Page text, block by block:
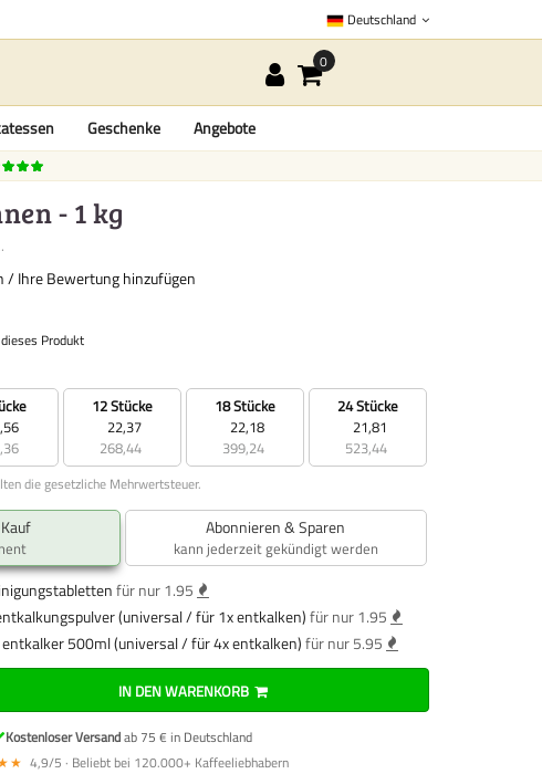
Deutschland
Geschenke Angebote
- 1 kg
Ihre Bewertung hinzufügen
Produkt
12 Stücke
22,37
268,44
18 Stücke
22,18
399,24
24 Stücke
21,81
523,44
die gesetzliche Mehrwertsteuer.
Abonnieren & Sparen
kann jederzeit gekündigt werden
für nur 1.95
(universal / für 1x entkalken)für nur 1.95
500ml (universal / für 4x entkalken)für nur 5.95
IN DEN WARENKORB
Kostenloser Versandab 75 € in Deutschland
4,9/5 · Beliebt bei 120.000+ Kaffeeliebhabern